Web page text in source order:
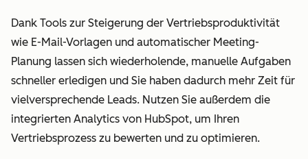
Dank Tools zur Steigerung der Vertriebsproduktivität
wie E-Mail-Vorlagen und automatischer Meeting-
Planung lassen sich wiederholende, manuelle Aufgaben
schneller erledigen und Sie haben dadurch mehr Zeit für
vielversprechende Leads. Nutzen Sie außerdem die
integrierten Analytics von HubSpot, um Ihren
Vertriebsprozess zu bewerten und zu optimieren.